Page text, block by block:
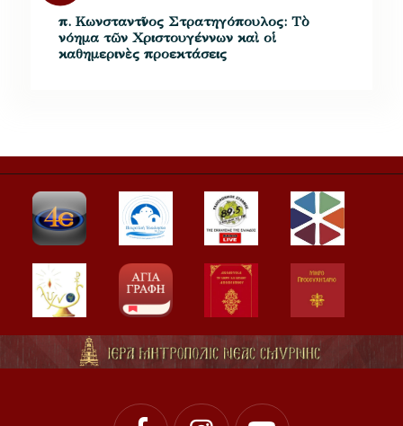
π. Κωνσταντῖνος Στρατηγόπουλος: Τὸ
νόημα τῶν Χριστουγέννων καὶ οἱ
καθημερινὲς προεκτάσεις